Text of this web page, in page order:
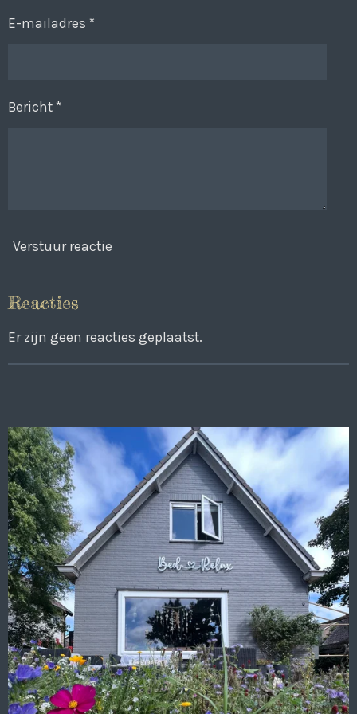
E-mailadres *
Bericht *
Verstuur reactie
Reacties
Er zijn geen reacties geplaatst.